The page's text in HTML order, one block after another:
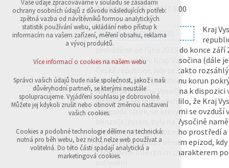
Zveřejněno 18. 1. 2017 8:00
Kraj
prováděné od října 2015 do konce
kvality ovzduší v Kraji Vysočina (dále
České republice, kde se takto
náklady ve výši 5,8 milionu korun
Aktuálně má Kraj Vysočina k
výsledky. „Měření potvrdilo, že Kraj
v případě látek, se kterými se ovzduší
benzo[a]pyren, byly na Vysočině
radní pro oblast životního prostředí a
byly měřeny pouze během epizod,
způsobené inverzním charakterem
Technická cookies
nutná pro provozování webu
udržení kontextu stránek (session): případná
přihlášení, volby jazyka, apod.
analytická pro anonymizované vyhodnocení
návštěvnosti
marketingová cookies (Google,Sklik)
Více informací o cookies na našem webu
Přijmout všechny cookies
Odmítnout vše
Vaše údaje zpracováváme v souladu se zásadami
ochrany osobních údajů z důvodu následujících potřeb:
zpětná vazba od návštěvníků formou analytických
statistik používání webu, ukládání nebo přístup k
informacím na vašem zařízení, měření obsahu, reklama
a vývoj produktů.
Více informací o cookies na našem webu
Správci vašich údajů bude naše společnost, jakož i naši
důvěryhodní partneři, se kterými neustále
spolupracujeme. Vyjádření souhlasu je dobrovolné.
Můžete jej kdykoli zrušit nebo obnovit změnou nastavení
vašich cookies.
Cookies a podobné technologie dělíme na technická:
nutná pro běh webu, bez nichž nelze web používat a
volitelná. Do této části spadají analytická a
marketingová cookies.